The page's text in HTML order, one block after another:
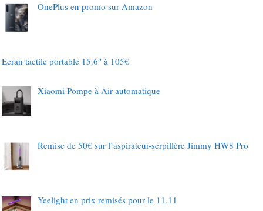
OnePlus en promo sur Amazon
Ecran tactile portable 15.6″ à 105€
Xiaomi Pompe à Air automatique
Remise de 50€ sur l’aspirateur-serpillère Jimmy HW8 Pro
Yeelight en prix remisés pour le 11.11